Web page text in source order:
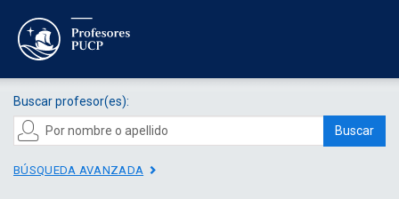
Buscar profesor(es):
Buscar
BÚSQUEDA AVANZADA